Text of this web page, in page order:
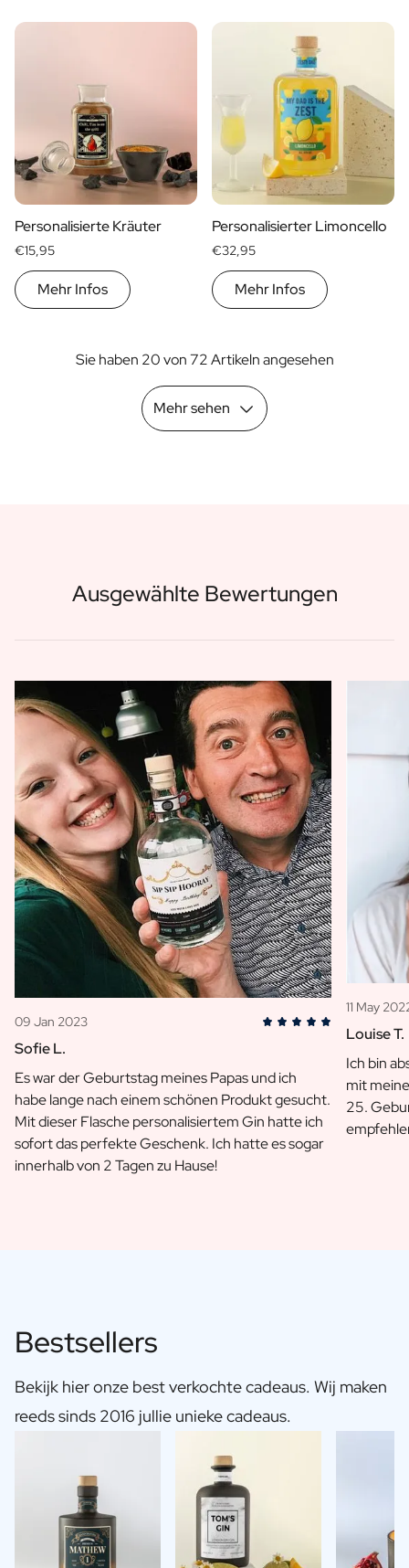
Personalisierte Kräuter
€15,95
Mehr Infos
Personalisierter Limoncello
€32,95
Mehr Infos
Sie haben 20 von 72 Artikeln angesehen
Mehr sehen
Ausgewählte Bewertungen
09 Jan 2023
Sofie L.
Es war der Geburtstag meines Papas und ich
habe lange nach einem schönen Produkt gesucht.
Mit dieser Flasche personalisiertem Gin hatte ich
sofort das perfekte Geschenk. Ich hatte es sogar
innerhalb von 2 Tagen zu Hause!
11 May
Louise T.
Ich bin
mit
25.
Bestsellers
Bekijk hier onze best verkochte cadeaus. Wij maken
reeds sinds 2016 jullie unieke cadeaus.